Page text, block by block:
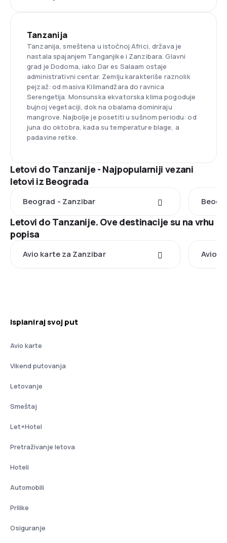
Tanzanija
Tanzanija, smeštena u istočnoj Africi, država je
nastala spajanjem Tanganjike i Zanzibara. Glavni
grad je Dodoma, iako Dar es Salaam ostaje
administrativni centar. Zemlju karakteriše raznolik
pejzaž: od masiva Kilimandžara do ravnica
Serengetija. Monsunska ekvatorska klima pogoduje
bujnoj vegetaciji, dok na obalama dominiraju
mangrove. Najbolje je posetiti u sušnom periodu: od
juna do oktobra, kada su temperature blage, a
padavine retke.
Letovi do Tanzanije - Najpopularniji vezani
letovi iz Beograda
Beograd - Zanzibar
Letovi do Tanzanije. Ove destinacije su na vrhu
popisa
Avio karte za Zanzibar Avio
Isplaniraj svoj put
Avio karte
Vikend putovanja
Letovanje
Smeštaj
Let+Hotel
Pretraživanje letova
Hoteli
Automobili
Prilike
Osiguranje